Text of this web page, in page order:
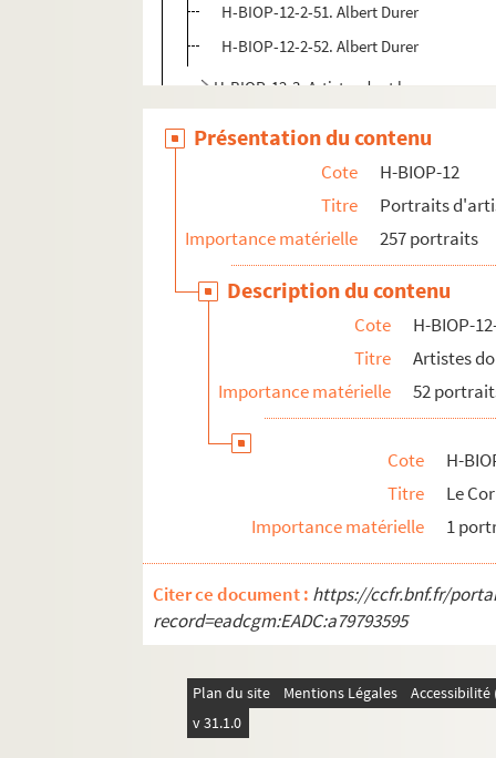
H-BIOP-12-2-51. Albert Durer
H-BIOP-12-2-52. Albert Durer
H-BIOP-12-3. Artistes dont le nom
H-BIOP-13. Portraits de musiciens
H-BIOP-14. Portraits de scientifiques
Présentation du contenu
Cote
H-BIOP-12
Titre
Portraits
Importance matérielle
257 portraits
Description du contenu
Cote
H-BIOP-
Titre
Artistes
Importance matérielle
52
Cote
H-
Titre
Le
Importance matérielle
1
Citer ce document : https://ccfr.bnf.fr/
record=eadcgm:EADC:a79793595
Plan du site Mentions Légales
v 31.1.0